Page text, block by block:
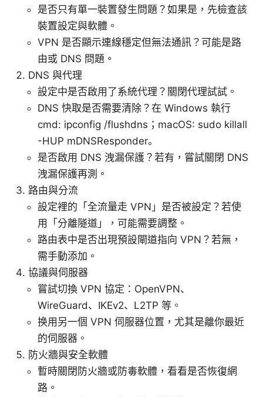
是否只有單一裝置發生問題？如果是，先檢查該
裝置設定與軟體。
VPN 是否顯示連線穩定但無法通訊？可能是路
由或 DNS 問題。
DNS 與代理
設定中是否啟用了系統代理？關閉代理試試。
DNS 快取是否需要清除？在 Windows 執行
cmd: ipconfig /flushdns；macOS: sudo killall
-HUP mDNSResponder。
是否啟用 DNS 洩漏保護？若有，嘗試關閉 DNS
洩漏保護再測。
路由與分流
設定裡的「全流量走 VPN」是否被設定？若使
用「分離隧道」，可能需要調整。
路由表中是否出現預設閘道指向 VPN？若無，
需手動添加。
協議與伺服器
嘗試切換 VPN 協定：OpenVPN、
WireGuard、IKEv2、L2TP 等。
换用另一個 VPN 伺服器位置，尤其是離你最近
的伺服器。
防火牆與安全軟體
暫時關閉防火牆或防毒軟體，看看是否恢復網
路。